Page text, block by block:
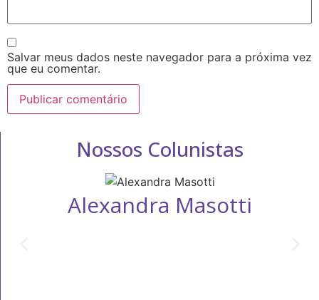
Salvar meus dados neste navegador para a próxima vez
que eu comentar.
Nossos Colunistas
Alexandra Masotti